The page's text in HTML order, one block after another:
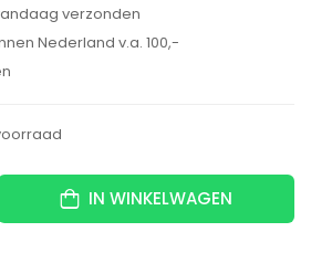
verzonden
Nederland v.a. 100,-
IN WINKELWAGEN